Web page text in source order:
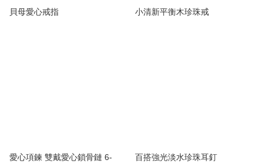
貝母愛心戒指 小清新平衡木珍珠戒
愛心項鍊 雙戴愛心鎖骨鏈 6-
百搭強光淡水珍珠耳釘